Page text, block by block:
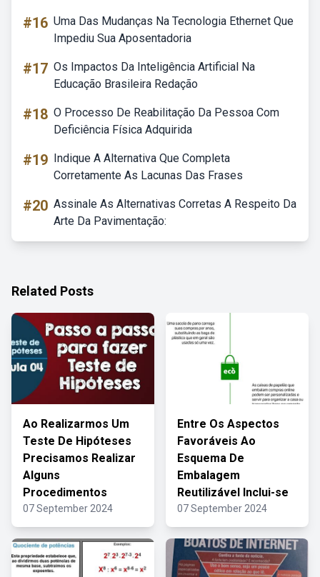
#16 Uma Das Mudanças Na Tecnologia Ethernet Que
Impediu Sua Aposentadoria
#17 Os Impactos Da Inteligência Artificial Na
Educação Brasileira Redação
#18 O Processo De Reabilitação Da Pessoa Com
Deficiência Física Adquirida
#19 Indique A Alternativa Que Completa
Corretamente As Lacunas Das Frases
#20 Assinale As Alternativas Corretas A Respeito Da
Arte Da Pavimentação:
Related Posts
Ao Realizarmos Um
Teste De Hipóteses
Precisamos Realizar
Alguns
Procedimentos
07 September 2024
Entre Os Aspectos
Favoráveis Ao
Esquema De
Embalagem
Reutilizável Inclui-se
07 September 2024